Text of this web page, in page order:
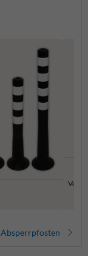
Absperrpfosten